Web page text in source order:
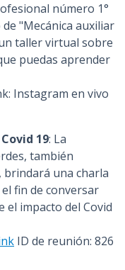
número 1°
"Mecánica auxiliar
taller virtual sobre
puedas aprender
Instagram en vivo
19: La
también
una charla
fin de conversar
el impacto del Covid
ID de reunión: 826